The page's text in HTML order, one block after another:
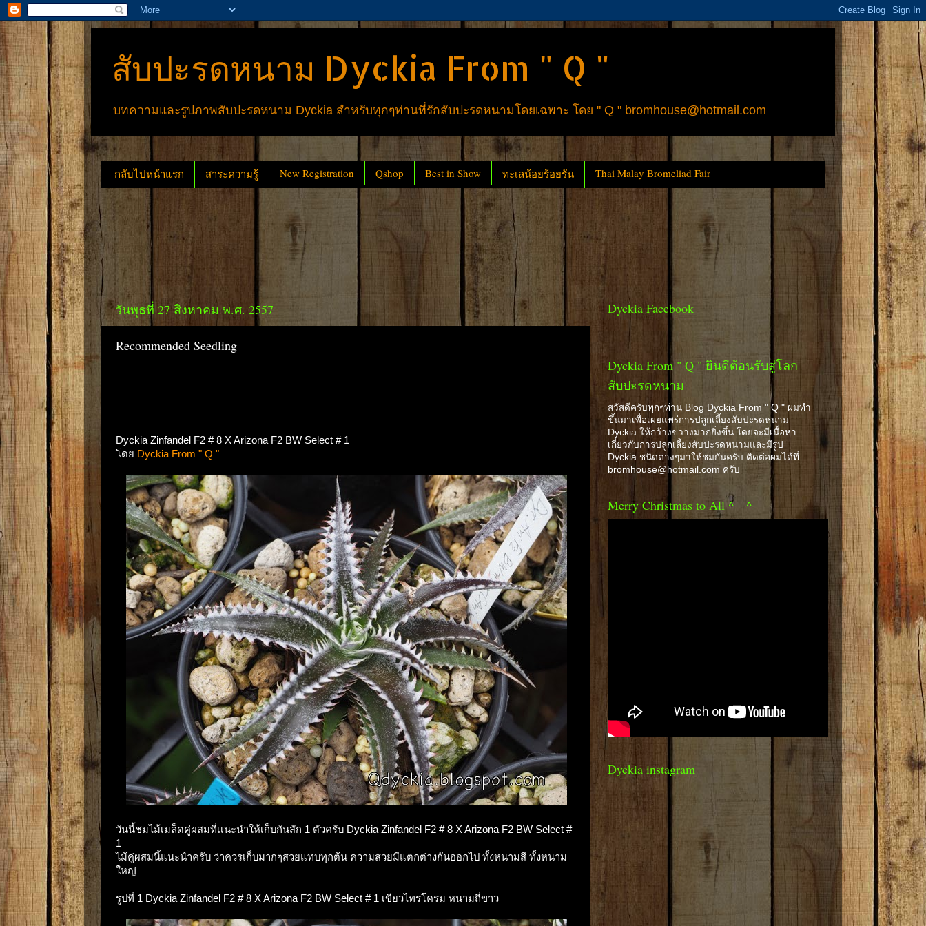
สับปะรดหนาม Dyckia From " Q "
บทความและรูปภาพสับปะรดหนาม Dyckia สำหรับทุกๆท่านที่รักสับปะรดหนามโดยเฉพาะ โดย " Q " bromhouse@hotmail.com
กลับไปหน้าแรก สาระความรู้ New Registration Qshop Best in Show ทะเลน้อยร้อยรัน Thai Malay Bromeliad Fair
วันพุธที่ 27 สิงหาคม พ.ศ. 2557
Recommended Seedling
Dyckia Zinfandel F2 # 8 X Arizona F2 BW Select # 1
โดย Dyckia From " Q "
วันนี้ชมไม้เมล็ดคู่ผสมที่เเนะนำให้เก็บกันสัก 1 ตัวครับ Dyckia Zinfandel F2 # 8 X Arizona F2 BW Select #
1
ไม้คู่ผสมนี้แนะนำครับ ว่าควรเก็บมากๆสวยแทบทุกต้น ความสวยมีแตกต่างกันออกไป ทั้งหนามสี ทั้งหนาม
ใหญ่
รูปที่ 1 Dyckia Zinfandel F2 # 8 X Arizona F2 BW Select # 1 เขียวไทรโครม หนามถี่ขาว
Dyckia Facebook
Dyckia From " Q " ยินดีต้อนรับสู่โลก
สับปะรดหนาม
สวัสดีครับทุกๆท่าน Blog Dyckia From " Q " ผมทำ
ขึ้นมาเพื่อเผยแพร่การปลูกเลี้ยงสับปะรดหนาม
Dyckia ให้กว้างขวางมากยิ่งขึ้น โดยจะมีเนื้อหา
เกี่ยวกับการปลูกเลี้ยงสับปะรดหนามและมีรูป
Dyckia ชนิดต่างๆมาให้ชมกันครับ ติดต่อผมได้ที่
bromhouse@hotmail.com ครับ
Merry Christmas to All ^__^
Dyckia instagram